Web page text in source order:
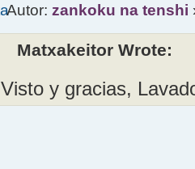
Autor:zankoku na tenshi
Matxakeitor Wrote:
Visto y gracias,